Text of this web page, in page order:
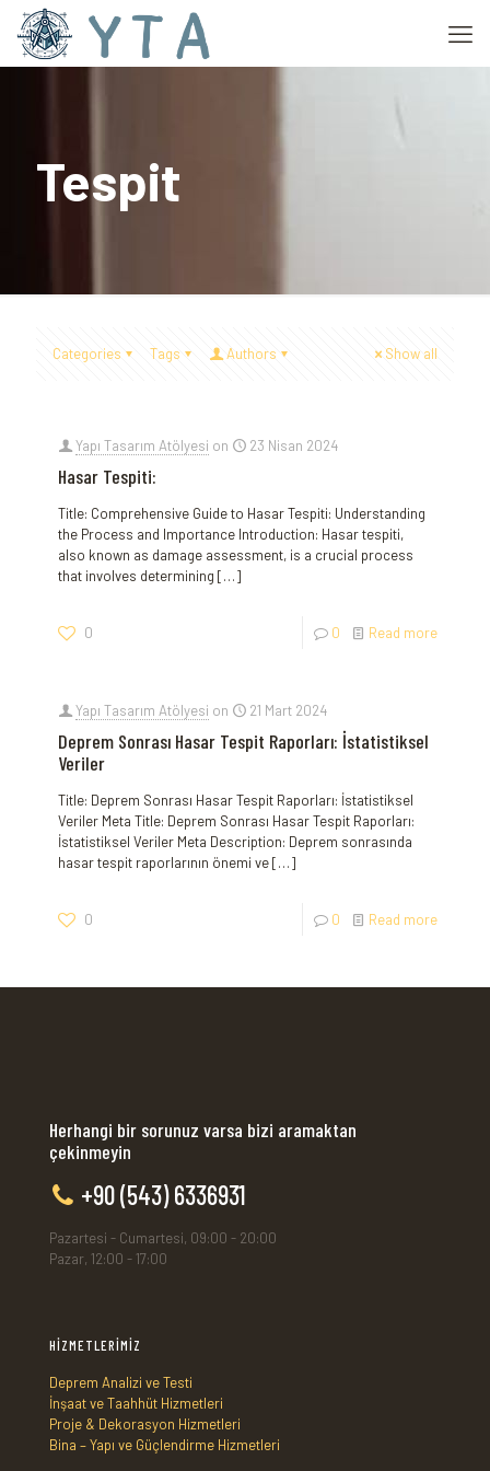
Tespit
Categories Tags Authors Show all
Yapı Tasarım Atölyesi on 23 Nisan 2024
Hasar Tespiti:
Title: Comprehensive Guide to Hasar Tespiti: Understanding
the Process and Importance Introduction: Hasar tespiti,
also known as damage assessment, is a crucial process
that involves determining […]
0 0 Read more
Yapı Tasarım Atölyesi on 21 Mart 2024
Deprem Sonrası Hasar Tespit Raporları: İstatistiksel
Veriler
Title: Deprem Sonrası Hasar Tespit Raporları: İstatistiksel
Veriler Meta Title: Deprem Sonrası Hasar Tespit Raporları:
İstatistiksel Veriler Meta Description: Deprem sonrasında
hasar tespit raporlarının önemi ve[…]
0 0 Read more
Herhangi bir sorunuz varsa bizi aramaktan
çekinmeyin
+90 (543) 6336931
Pazartesi - Cumartesi, 09:00 - 20:00
Pazar, 12:00 - 17:00
HİZMETLERİMİZ
Deprem Analizi ve Testi
İnşaat ve Taahhüt Hizmetleri
Proje & Dekorasyon Hizmetleri
Bina – Yapı ve Güçlendirme Hizmetleri